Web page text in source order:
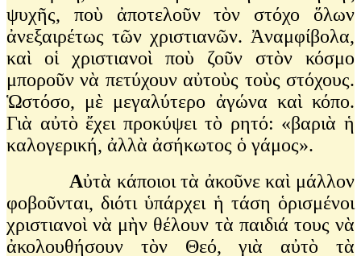
ψυχῆς, ποὺ ἀποτελοῦν τὸν στόχο ὅλων
ἀνεξαιρέτως τῶν χριστιανῶν. Ἀναμφίβολα,
καὶ οἱ χριστιανοὶ ποὺ ζοῦν στὸν κόσμο
μποροῦν νὰ πετύχουν αὐτοὺς τοὺς στόχους.
Ὡστόσο, μὲ μεγαλύτερο ἀγώνα καὶ κόπο.
Γιὰ αὐτὸ ἔχει προκύψει τὸ ρητό: «βαριὰ ἡ
καλογερική, ἀλλὰ ἀσήκωτος ὁ γάμος».
Αὐτὰ κάποιοι τὰ ἀκοῦνε καὶ μάλλον
φοβοῦνται, διότι ὑπάρχει ἡ τάση ὁρισμένοι
χριστιανοὶ νὰ μὴν θέλουν τὰ παιδιά τους νὰ
ἀκολουθήσουν τὸν Θεό, γιὰ αὐτὸ τὰ